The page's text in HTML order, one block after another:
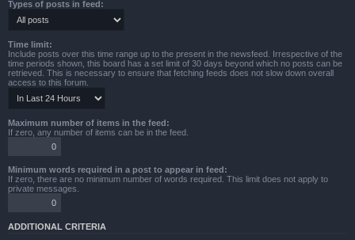
Types of posts in feed:
Time limit:
Include posts over this time range up to the present in the newsfeed. Irrespective of the
time periods shown, this board has a set limit of 30 days beyond which no posts can be
retrieved. This is necessary to ensure that fetching feeds does not slow down overall
access to this forum.
Maximum number of items in the feed:
If zero, any number of items can be in the feed.
Minimum words required in a post to appear in feed:
If zero, there are no minimum number of words required. This limit does not apply to
private messages.
ADDITIONAL CRITERIA